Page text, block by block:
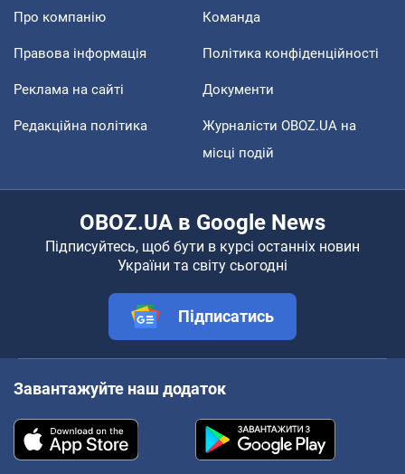
Про компанію Команда
Правова інформація Політика конфіденційності
Реклама на сайті Документи
Редакційна політика
Журналісти OBOZ.UA на
місці подій
OBOZ.UA в Google News
Підписуйтесь, щоб бути в курсі останніх новин
України та світу сьогодні
Підписатись
Завантажуйте наш додаток